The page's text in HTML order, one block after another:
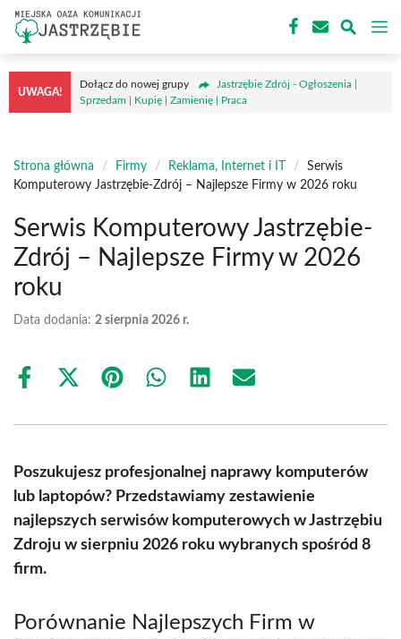
Przejdź
treści
UWAGA!
Dołącz do nowej grupy
Jastrzębie Zdrój - Ogłoszenia |
Sprzedam | Kupię | Zamienię | Praca
Strona główna / Firmy / Reklama, Internet i IT /
Serwis
Komputerowy Jastrzębie-Zdrój – Najlepsze Firmy w 2026 roku
Serwis Komputerowy Jastrzębie-
Zdrój – Najlepsze Firmy w 2026
roku
Data dodania: 2 sierpnia 2026 r.
Share
Share
(Twitter)
Share Share Share Share
Poszukujesz profesjonalnej naprawy komputerów
lub laptopów? Przedstawiamy zestawienie
najlepszych serwisów komputerowych w Jastrzębiu
Zdroju w sierpniu 2026 roku wybranych spośród 8
firm.
Porównanie Najlepszych Firm w